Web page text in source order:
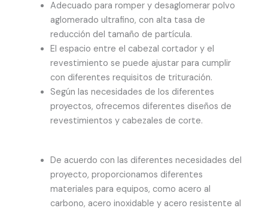
Adecuado para romper y desaglomerar polvo
aglomerado ultrafino, con alta tasa de
reducción del tamaño de partícula.
El espacio entre el cabezal cortador y el
revestimiento se puede ajustar para cumplir
con diferentes requisitos de trituración.
Según las necesidades de los diferentes
proyectos, ofrecemos diferentes diseños de
revestimientos y cabezales de corte.
De acuerdo con las diferentes necesidades del
proyecto, proporcionamos diferentes
materiales para equipos, como acero al
carbono, acero inoxidable y acero resistente al